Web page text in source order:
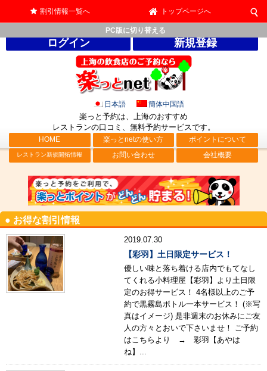
割引情報一覧へ トップページへ
PC版に切り替える
ログイン 新規登録
日本語 簡体中国語
楽っと予約は、上海のおすすめ
レストランの口コミ、無料予約サービスです。
HOME 楽っとnetの使い方 ポイントについて
レストラン新規開拓情報 お問い合わせ 会社概要
● お得な割引情報
2019.07.30
【彩羽】土日限定サービス！
優しい味と落ち着ける店内でもてなし
てくれる小料理屋【彩羽】より土日限
定のお得サービス！ 4名様以上のご予
約で黒霧島ボトル一本サービス！ (※写
真はイメージ) 是非週末のお休みにご友
人の方々とおいで下さいませ！ ご予約
はこちらより → 彩羽【あやは
ね】...